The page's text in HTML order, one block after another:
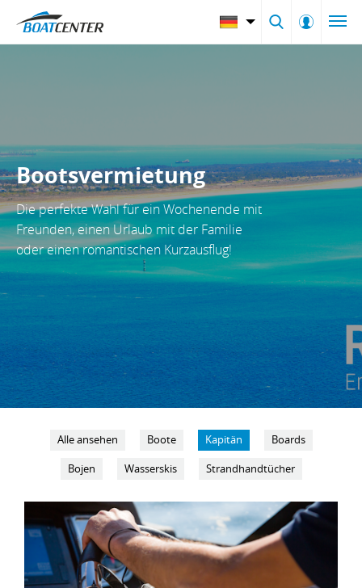
Bootsvermietung
Die perfekte Wahl für ein Wochenende mit
Freunden, einen Urlaub mit der Familie
oder einen romantischen Kurzausflug!
Alle ansehen Boote Kapitän Boards
Bojen Wasserskis Strandhandtücher